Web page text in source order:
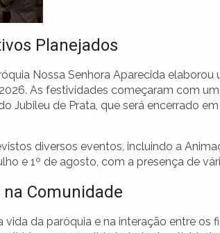
Planejados
Nossa Senhora Aparecida
As festividades começaram com
Jubileu de Prata, que será encerrado
diversos eventos, incluindo a
e 1º de agosto, com a presença de
Comunidade
da paróquia e na interação entre os